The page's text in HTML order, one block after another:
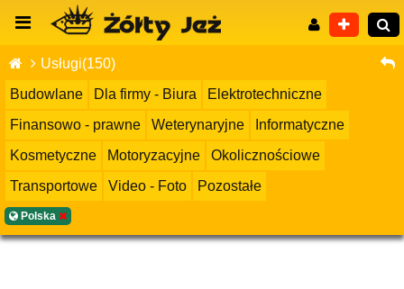
Usługi(150)
Budowlane
Dla firmy - Biura
Elektrotechniczne
Finansowo - prawne
Weterynaryjne
Informatyczne
Kosmetyczne
Motoryzacyjne
Okolicznościowe
Transportowe
Video - Foto Pozostałe
Polska